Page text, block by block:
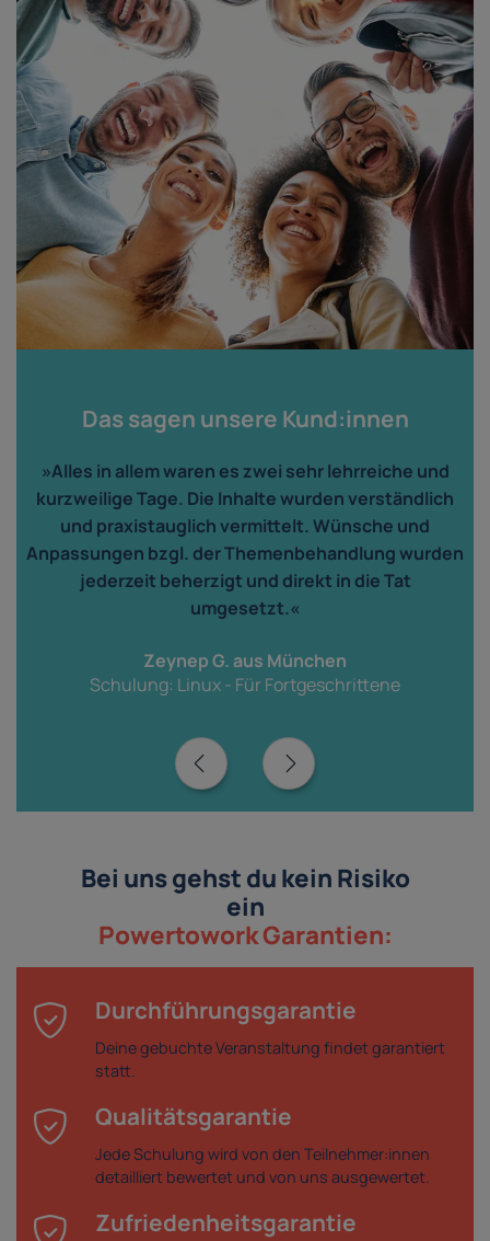
Das sagen unsere Kund:innen
»Alles in allem waren es zwei sehr lehrreiche und
kurzweilige Tage. Die Inhalte wurden verständlich
und praxistauglich vermittelt. Wünsche und
Anpassungen bzgl. der Themenbehandlung wurden
jederzeit beherzigt und direkt in die Tat
umgesetzt.«
Zeynep G. aus München
Schulung: Linux - Für Fortgeschrittene
Bei uns gehst du kein Risiko
ein
Powertowork Garantien:
Durchführungsgarantie
Deine gebuchte Veranstaltung findet garantiert
statt.
Qualitätsgarantie
Jede Schulung wird von den Teilnehmer:innen
detailliert bewertet und von uns ausgewertet.
Zufriedenheitsgarantie